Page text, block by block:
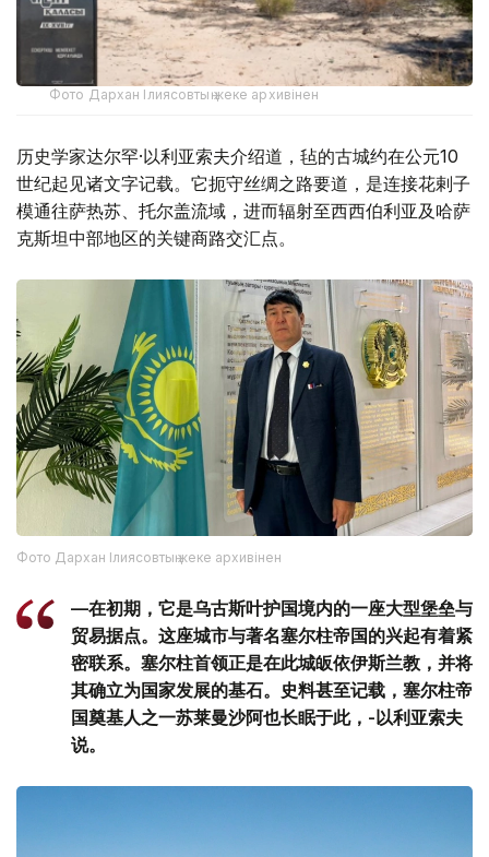
Фото Дархан Ілиясовтың жеке архивінен
历史学家达尔罕·以利亚索夫介绍道，毡的古城约在公元10
世纪起见诸文字记载。它扼守丝绸之路要道，是连接花剌子
模通往萨热苏、托尔盖流域，进而辐射至西西伯利亚及哈萨
克斯坦中部地区的关键商路交汇点。
Фото Дархан Ілиясовтың жеке архивінен
—在初期，它是乌古斯叶护国境内的一座大型堡垒与
贸易据点。这座城市与著名塞尔柱帝国的兴起有着紧
密联系。塞尔柱首领正是在此城皈依伊斯兰教，并将
其确立为国家发展的基石。史料甚至记载，塞尔柱帝
国奠基人之一苏莱曼沙阿也长眠于此，-以利亚索夫
说。